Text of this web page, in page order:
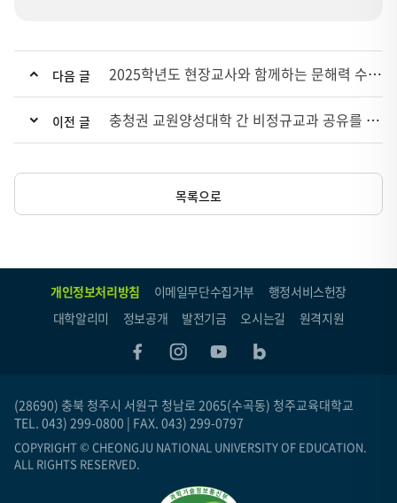
다음 글 2025학년도 현장교사와 함께하는 문해력 수업 세미나 운영 안내(재학생 대상)
이전 글 충청권 교원양성대학 간 비정규교과 공유를 위한 2025년도 9월 비교과 교육과정 안내
목록으로
개인정보처리방침 이메일무단수집거부
행정서비스헌장
대학알리미
정보공개 발전기금 오시는길 원격지원
(28690) 충북 청주시 서원구 청남로 2065(수곡동) 청주교육대학교
TEL. 043) 299-0800 | FAX. 043) 299-0797
COPYRIGHT © CHEONGJU NATIONAL UNIVERSITY OF EDUCATION.
ALL RIGHTS RESERVED.